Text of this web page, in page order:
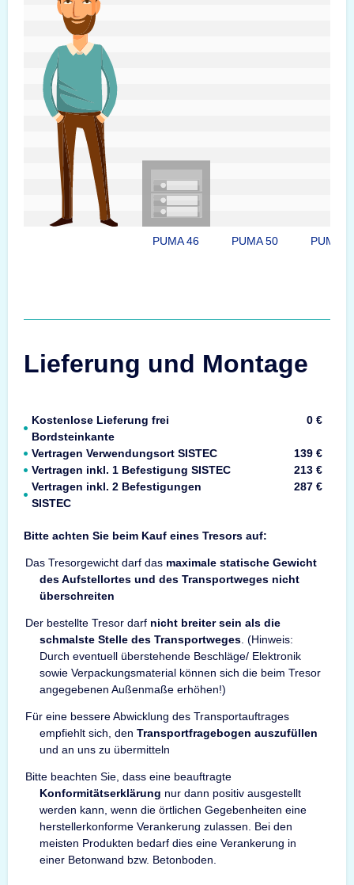
PUMA 46 PUMA 50 PUMA
Lieferung und Montage
Kostenlose Lieferung frei
Bordsteinkante
0 €
Vertragen Verwendungsort SISTEC
139 €
Vertragen inkl. 1 Befestigung SISTEC
213 €
Vertragen inkl. 2 Befestigungen
SISTEC
287 €
Bitte achten Sie beim Kauf eines Tresors auf:
Das Tresorgewicht darf das maximale statische Gewicht
des Aufstellortes und des Transportweges nicht
überschreiten
Der bestellte Tresor darf nicht breiter sein als die
schmalste Stelle des Transportweges . (Hinweis:
Durch eventuell überstehende Beschläge/ Elektronik
sowie Verpackungsmaterial können sich die beim Tresor
angegebenen Außenmaße erhöhen!)
Für eine bessere Abwicklung des Transportauftrages
empfiehlt sich, den Transportfragebogen auszufüllen
und an uns zu übermitteln
Bitte beachten Sie, dass eine beauftragte
Konformitätserklärung nur dann positiv ausgestellt
werden kann, wenn die örtlichen Gegebenheiten eine
herstellerkonforme Verankerung zulassen. Bei den
meisten Produkten bedarf dies eine Verankerung in
einer Betonwand bzw. Betonboden.